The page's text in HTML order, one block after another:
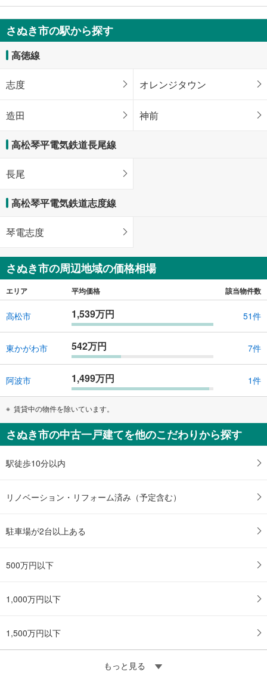
さぬき市長尾東
1,499万円
3SLDK
120.41m （登記）
さぬき市の駅から探す
高徳線
志度 オレンジタウン
造田 神前
高松琴平電気鉄道長尾線
長尾
高松琴平電気鉄道志度線
琴電志度
さぬき市の周辺地域の価格相場
エリア 平均価格 該当物件数
高松市 1,539万円 51件
東かがわ市 542万円 7件
阿波市 1,499万円 1件
賃貸中の物件を除いています。
さぬき市の中古一戸建てを他のこだわりから探す
駅徒歩10分以内
リノベーション・リフォーム済み（予定含む）
駐車場が2台以上ある
500万円以下
1,000万円以下
1,500万円以下
もっと見る